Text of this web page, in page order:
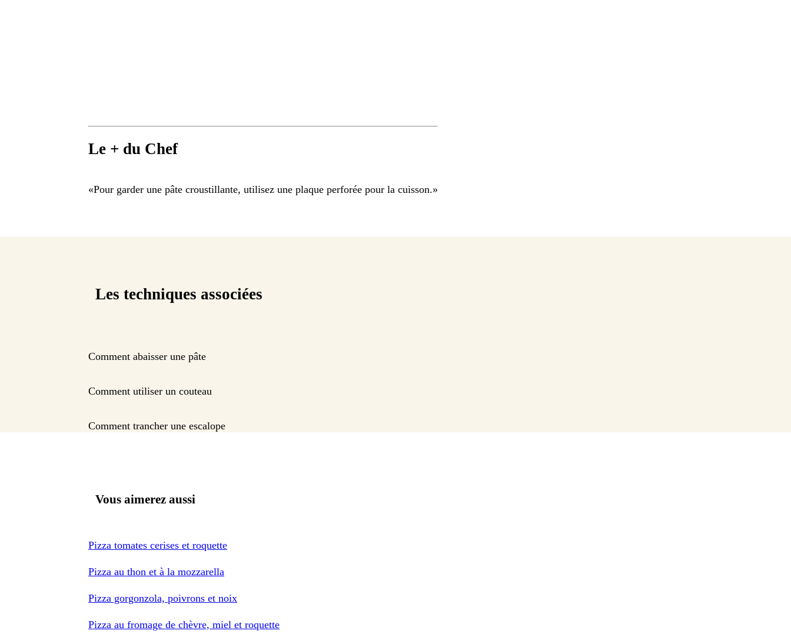
Le + du Chef
«Pour garder une pâte croustillante, utilisez une plaque perforée pour la cuisson.»
Les techniques associées
Comment abaisser une pâte
Comment utiliser un couteau
Comment trancher une escalope
Vous aimerez aussi
Pizza tomates cerises et roquette
Pizza au thon et à la mozzarella
Pizza gorgonzola, poivrons et noix
Pizza au fromage de chèvre, miel et roquette